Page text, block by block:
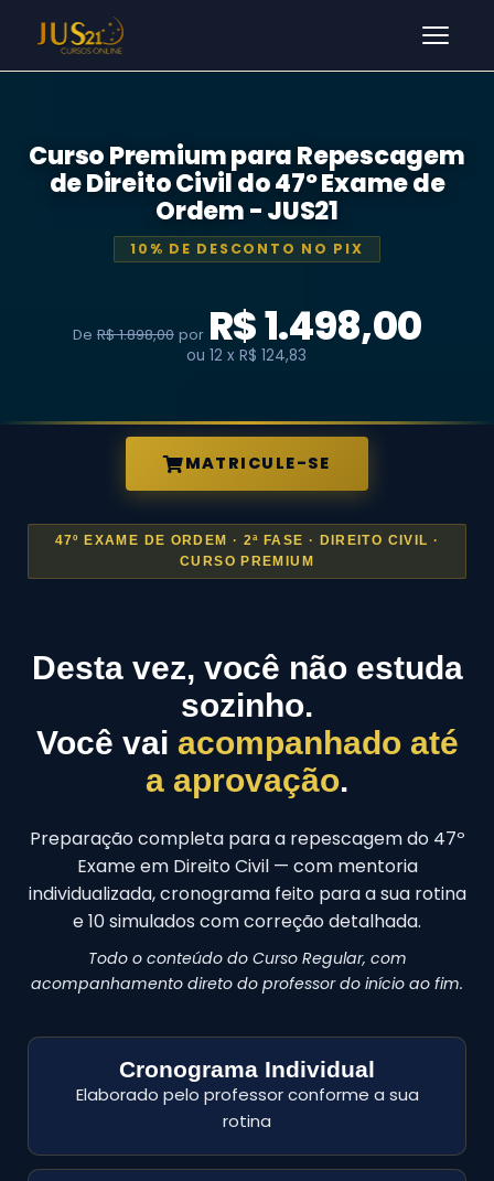
Curso Premium para Repescagem
de Direito Civil do 47º Exame de
Ordem - JUS21
10% DE DESCONTO NO PIX
De R$ 1.898,00por R$ 1.498,00
ou 12 x R$ 124,83
MATRICULE-SE
47º EXAME DE ORDEM · 2ª FASE · DIREITO CIVIL ·
CURSO PREMIUM
Desta vez, você não estuda
sozinho.
Você vai acompanhado até
a aprovação.
Preparação completa para a repescagem do 47º
Exame em Direito Civil — com mentoria
individualizada, cronograma feito para a sua rotina
e 10 simulados com correção detalhada.
Todo o conteúdo do Curso Regular, com
acompanhamento direto do professor do início ao fim.
Cronograma Individual
Elaborado pelo professor conforme a sua
rotina